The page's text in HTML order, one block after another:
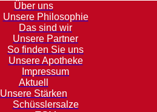
Über uns
Unsere Philosophie
Das sind wir
Unsere Partner
So finden Sie uns
Unsere Apotheke
Impressum
Aktuell
Unsere Stärken
Schüsslersalze